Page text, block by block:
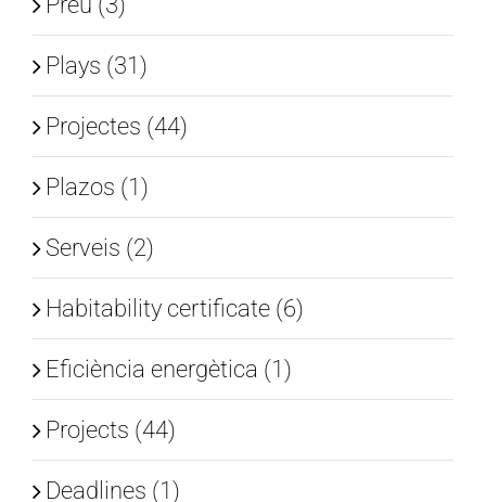
Plays (31)
Projectes (44)
Plazos (1)
Serveis (2)
Habitability certificate (6)
Eficiència energètica (1)
Projects (44)
Deadlines (1)